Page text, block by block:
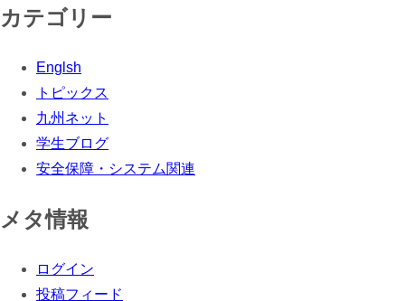
カテゴリー
Englsh
トピックス
九州ネット
学生ブログ
安全保障・システム関連
メタ情報
ログイン
投稿フィード